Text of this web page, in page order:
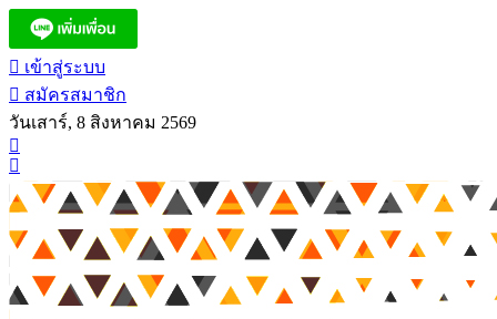
เข้าสู่ระบบ
สมัครสมาชิก
วันเสาร์, 8 สิงหาคม 2569